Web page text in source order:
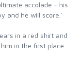
accolade - his
and he will score.`
in a red shirt and
in the first place.